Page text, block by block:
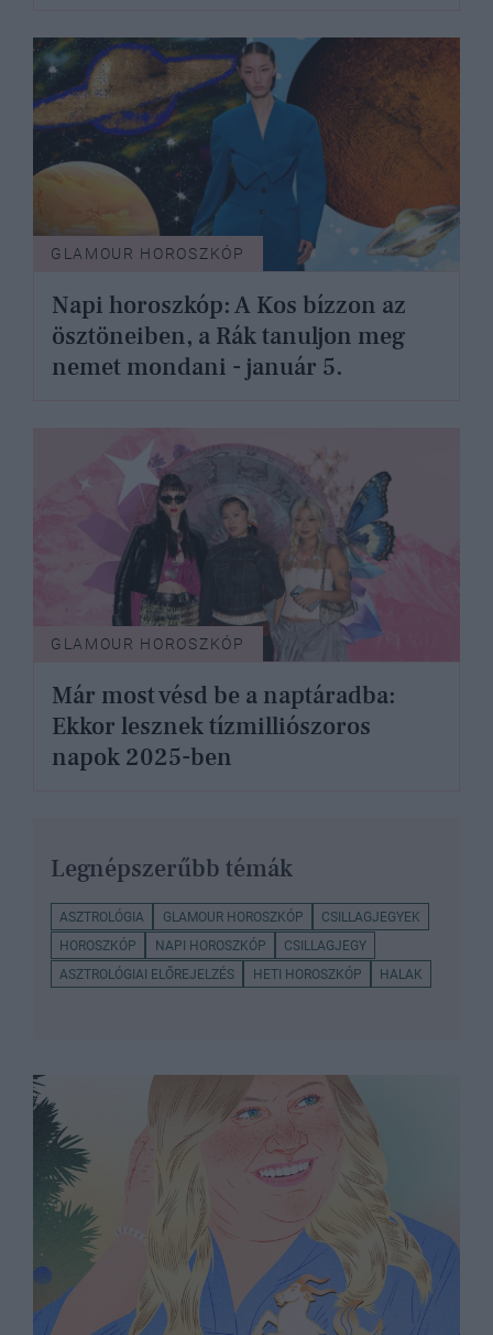
GLAMOUR HOROSZKÓP
Napi horoszkóp: A Kos bízzon az
ösztöneiben, a Rák tanuljon meg
nemet mondani - január 5.
GLAMOUR HOROSZKÓP
Már most vésd be a naptáradba:
Ekkor lesznek tízmilliószoros
napok 2025-ben
Legnépszerűbb témák
ASZTROLÓGIA GLAMOUR HOROSZKÓP
CSILLAGJEGYEK
HOROSZKÓP
NAPI HOROSZKÓP
CSILLAGJEGY
ASZTROLÓGIAI ELŐREJELZÉS
HETI HOROSZKÓP HALAK